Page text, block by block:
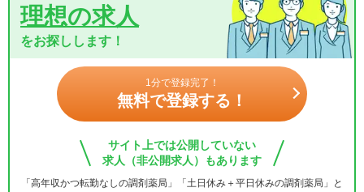
理想の求人
をお探しします！
1分で登録完了！
無料で登録する！
サイト上では公開していない
求人（非公開求人）もあります
「高年収かつ転勤なしの調剤薬局」「土日休み＋平日休みの調剤薬局」と